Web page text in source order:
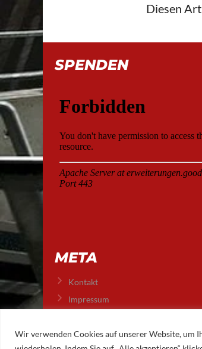
Wir verwenden Cookies auf unserer Website, um
Diesen
SPENDEN
META
Kontakt
Impressum